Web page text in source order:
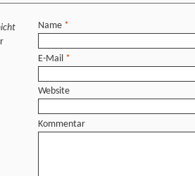
Name *
E-Mail *
Website
Kommentar